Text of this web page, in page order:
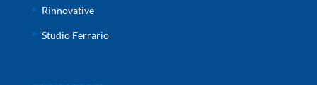
Rinnovative
Studio Ferrario